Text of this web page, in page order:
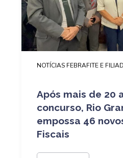
NOTÍCIAS FEBRAFITE E
Após mais de 20
concurso, Rio
empossa 46
Fiscais